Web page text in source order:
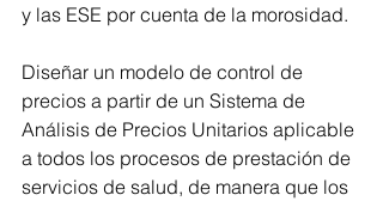
y las ESE por cuenta de la morosidad.
Diseñar un modelo de control de
precios a partir de un Sistema de
Análisis de Precios Unitarios aplicable
a todos los procesos de prestación de
servicios de salud, de manera que los